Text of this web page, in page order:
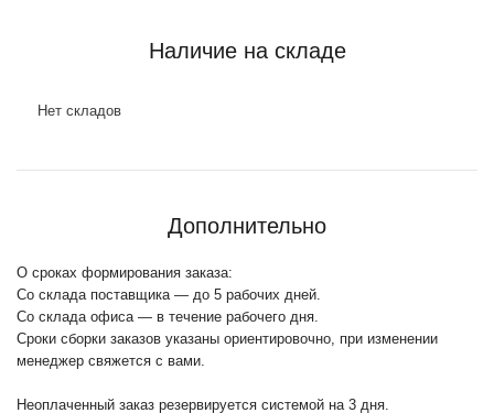
Наличие на складе
Нет складов
Дополнительно
О сроках формирования заказа:
Со склада поставщика — до 5 рабочих дней.
Со склада офиса — в течение рабочего дня.
Сроки сборки заказов указаны ориентировочно, при изменении
менеджер свяжется с вами.
Неоплаченный заказ резервируется системой на 3 дня.